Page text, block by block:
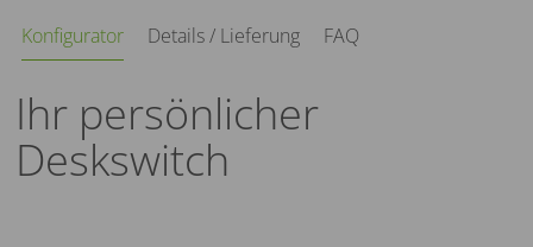
Konfigurator Details / Lieferung FAQ
Ihr persönlicher
Deskswitch